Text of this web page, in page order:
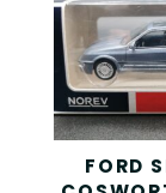
FORD